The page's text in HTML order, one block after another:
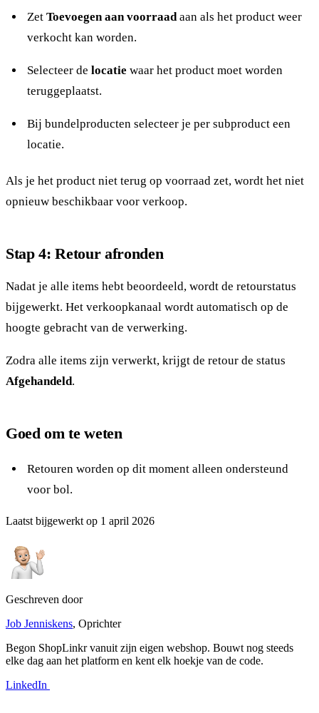
Zet Toevoegen aan voorraadaan als het product weer
verkocht kan worden.
Selecteer de locatie waar het product moet worden
teruggeplaatst.
Bij bundelproducten selecteer je per subproduct een
locatie.
Als je het product niet terug op voorraad zet, wordt het niet
opnieuw beschikbaar voor verkoop.
Stap 4: Retour afronden
Nadat je alle items hebt beoordeeld, wordt de retourstatus
bijgewerkt. Het verkoopkanaal wordt automatisch op de
hoogte gebracht van de verwerking.
Zodra alle items zijn verwerkt, krijgt de retour de status
Afgehandeld.
Goed om te weten
Retouren worden op dit moment alleen ondersteund
voor bol.
Laatst bijgewerkt op 1 april 2026
Geschreven door
Job Jenniskens, Oprichter
Begon ShopLinkr vanuit zijn eigen webshop. Bouwt nog steeds
elke dag aan het platform en kent elk hoekje van de code.
LinkedIn